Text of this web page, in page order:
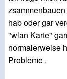
hab oder gar
"wlan Karte"
normalerweise
Probleme .